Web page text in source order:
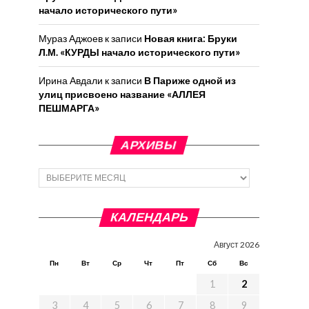
начало исторического пути»
Мураз Аджоев к записи Новая книга: Бруки
Л.М. «КУРДЫ начало исторического пути»
Ирина Авдали к записи В Париже одной из
улиц присвоено название «АЛЛЕЯ
ПЕШМАРГА»
АРХИВЫ
Архивы
КАЛЕНДАРЬ
Август 2026
Пн Вт Ср Чт Пт Сб Вс
1
2
3
4 5 6 7 8 9